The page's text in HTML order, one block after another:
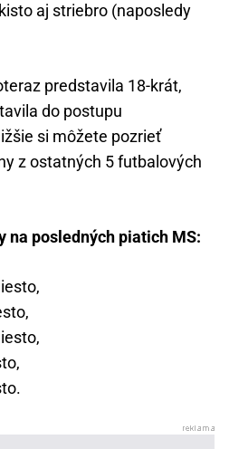
aj striebro (naposledy
predstavila 18-krát,
do postupu
si môžete pozrieť
z ostatných 5 futbalových
na posledných piatich MS: